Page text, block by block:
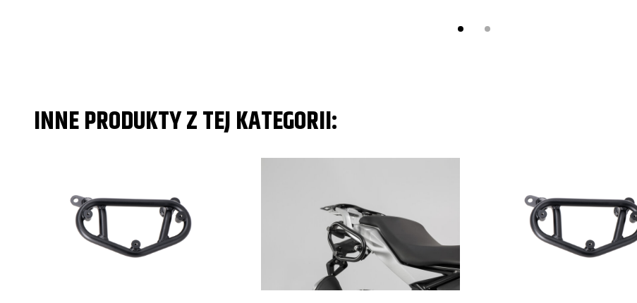
INNE PRODUKTY Z TEJ KATEGORII: